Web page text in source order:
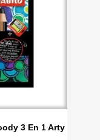
3 En 1 Arty